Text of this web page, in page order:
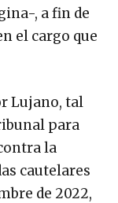
, a fin de
el cargo que
Lujano, tal
para
la
cautelares
de 2022,